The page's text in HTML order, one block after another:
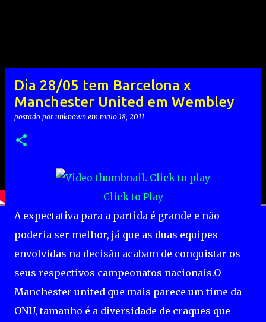
Dia 28/05 tem Barcelona x
Manchester United em Wembley
postado por unknown em maio 18, 2011
Click to Play
A expectativa para a partida é grande e não
poderia ser melhor, já que as duas equipes
envolvidas na decisão acabam de conquistar os
seus respectivos campeonatos nacionais.O
Manchester united que mais parece um time da
ONU, tamanho é a diversidade de craques que